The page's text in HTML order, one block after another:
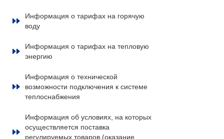
Информация о тарифах на горячую
воду
Информация о тарифах на тепловую
энергию
Информация о технической
возможности подключения к системе
теплоснабжения
Информация об условиях, на которых
осуществляется поставка
регулируемых товаров (оказание